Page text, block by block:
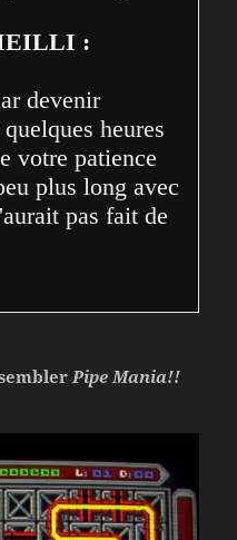
:
heures
votre patience
pas fait de
Pipe Mania!!